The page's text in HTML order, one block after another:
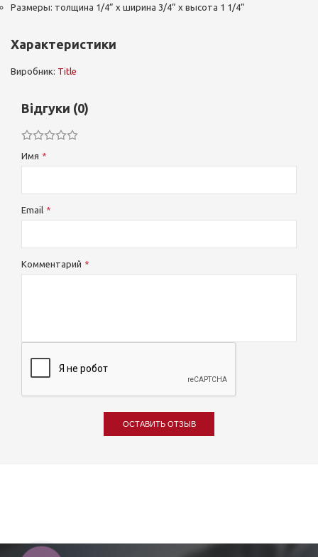
Размеры: толщина 1/4” x ширина 3/4” x высота 1 1/4”
Характеристики
Виробник: Title
Відгуки (0)
Имя
Email
Комментарий
ОСТАВИТЬ ОТЗЫВ